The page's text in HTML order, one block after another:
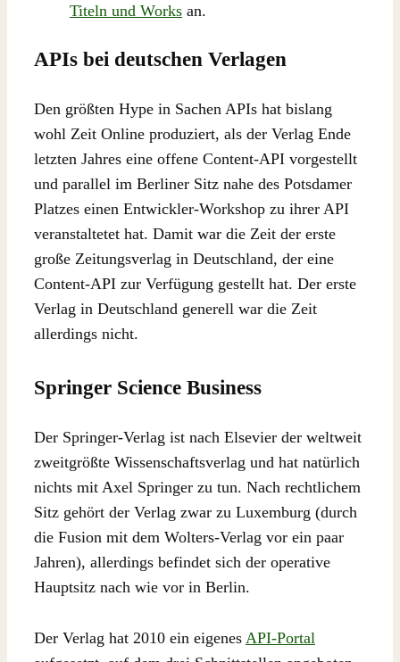
Titeln und Works an.
APIs bei deutschen Verlagen
Den größten Hype in Sachen APIs hat bislang
wohl Zeit Online produziert, als der Verlag Ende
letzten Jahres eine offene Content-API vorgestellt
und parallel im Berliner Sitz nahe des Potsdamer
Platzes einen Entwickler-Workshop zu ihrer API
veranstaltetet hat. Damit war die Zeit der erste
große Zeitungsverlag in Deutschland, der eine
Content-API zur Verfügung gestellt hat. Der erste
Verlag in Deutschland generell war die Zeit
allerdings nicht.
Springer Science Business
Der Springer-Verlag ist nach Elsevier der weltweit
zweitgrößte Wissenschaftsverlag und hat natürlich
nichts mit Axel Springer zu tun. Nach rechtlichem
Sitz gehört der Verlag zwar zu Luxemburg (durch
die Fusion mit dem Wolters-Verlag vor ein paar
Jahren), allerdings befindet sich der operative
Hauptsitz nach wie vor in Berlin.
Der Verlag hat 2010 ein eigenes API-Portal